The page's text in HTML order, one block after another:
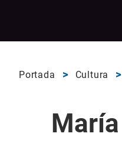
Portada Cultura